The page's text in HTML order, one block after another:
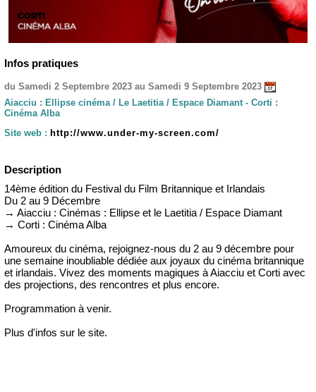
Infos pratiques
du Samedi 2 Septembre 2023 au Samedi 9 Septembre 2023
Aiacciu : Ellipse cinéma / Le Laetitia / Espace Diamant - Corti :
Cinéma Alba
Site web : http://www.under-my-screen.com/
Description
14ème édition du Festival du Film Britannique et Irlandais
Du 2 au 9 Décembre
→ Aiacciu : Cinémas : Ellipse et le Laetitia / Espace Diamant
→ Corti : Cinéma Alba
Amoureux du cinéma, rejoignez-nous du 2 au 9 décembre pour
une semaine inoubliable dédiée aux joyaux du cinéma britannique
et irlandais. Vivez des moments magiques à Aiacciu et Corti avec
des projections, des rencontres et plus encore.
Programmation à venir.
Plus d'infos sur le site.